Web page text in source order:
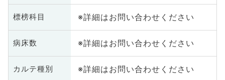
標榜科目 ※詳細はお問い合わせください
病床数 ※詳細はお問い合わせください
カルテ種別 ※詳細はお問い合わせください